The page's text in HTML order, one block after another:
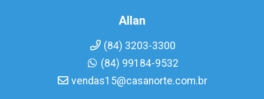
Allan
(84) 3203-3300
(84) 99184-9532
vendas15@casanorte.com.br